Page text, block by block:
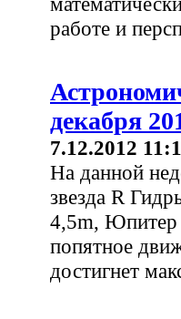
работе и
декабря
7.12.2012
На данной
звезда R
4,5m, Юпитер
попятное
достигнет